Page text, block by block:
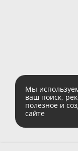
Мы
ваш поиск,
полезное и
сайте